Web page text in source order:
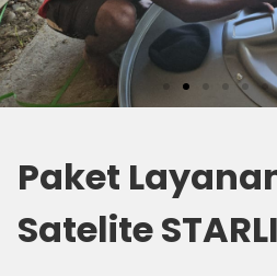
Paket
Satelite